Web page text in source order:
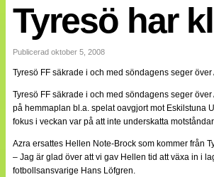
Landslaget
EM 2013
Internationellt
Bildreportage
Bloggar
Lagen
Webb-TV
Cuper
Medlemsbilder
Till klubbkassan
NÄTverket
Split vision
Tyresö har
Publicerad oktober 5, 2008
Tyresö FF säkrade i och med söndagens seger
Tyresö FF säkrade i och med söndagens seger
på hemmaplan bl.a. spelat oavgjort mot Eskilstuna
fokus i veckan var på att inte underskatta
Azra ersattes Hellen Note-Brock som kommer från
– Jag är glad över att vi gav Hellen tid att växa in i
fotbollsansvarige Hans Löfgren.